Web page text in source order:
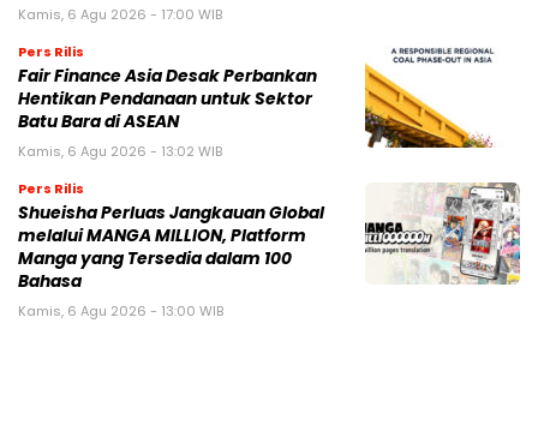
Kamis, 6 Agu 2026 - 17:00 WIB
Pers Rilis
Fair Finance Asia Desak Perbankan
Hentikan Pendanaan untuk Sektor
Batu Bara di ASEAN
Kamis, 6 Agu 2026 - 13:02 WIB
Pers Rilis
Shueisha Perluas Jangkauan Global
melalui MANGA MILLION, Platform
Manga yang Tersedia dalam 100
Bahasa
Kamis, 6 Agu 2026 - 13:00 WIB